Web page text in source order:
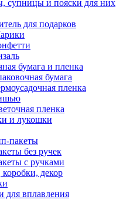
супницы и пояски для них
для подарков
бумага и пленка
бумага
пленка
пленка
и лукошки
пакеты
без ручек
с ручками
декор
для вплавления